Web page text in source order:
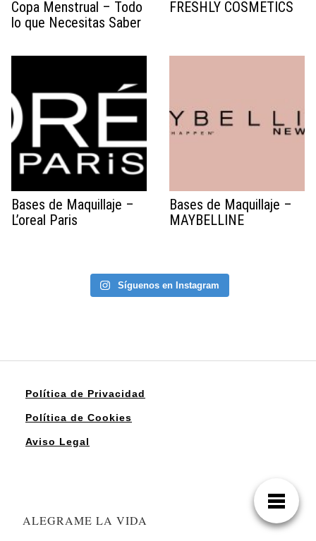
Copa Menstrual – Todo
lo que Necesitas Saber
FRESHLY COSMETICS
Bases de Maquillaje –
L’oreal Paris
Bases de Maquillaje –
MAYBELLINE
Síguenos en Instagram
Política de Privacidad
Política de Cookies
Aviso Legal
ALEGRAME LA VIDA